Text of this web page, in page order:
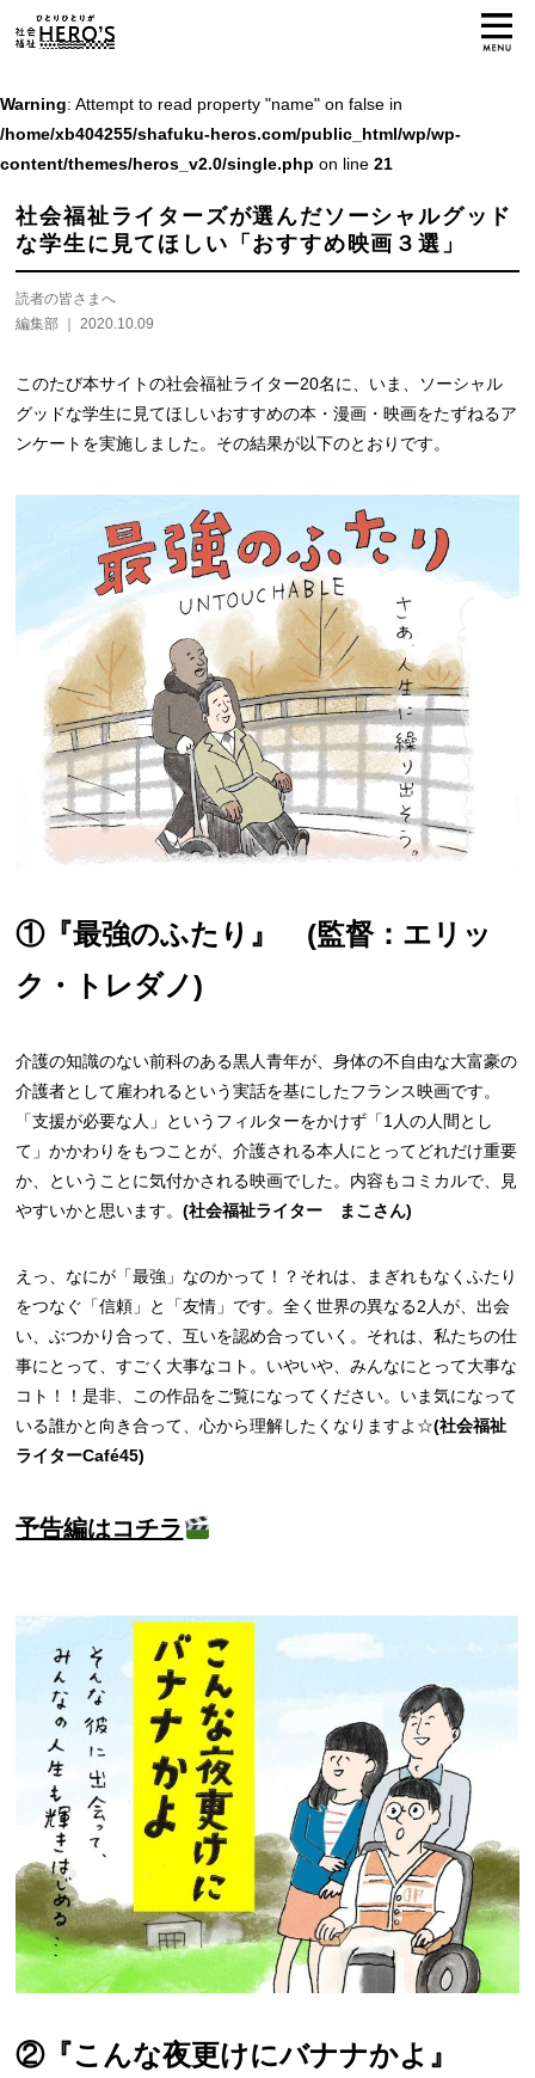
Warning: Attempt to read property "name" on false in
/home/xb404255/shafuku-heros.com/public_html/wp/wp-
content/themes/heros_v2.0/single.php on line 21
社会福祉ライターズが選んだソーシャルグッド
な学生に見てほしい「おすすめ映画３選」
読者の皆さまへ
編集部
2020.10.09
このたび本サイトの社会福祉ライター20名に、いま、ソーシャル
グッドな学生に見てほしいおすすめの本・漫画・映画をたずねるア
ンケートを実施しました。その結果が以下のとおりです。
①『最強のふたり』 (監督：エリッ
ク・トレダノ)
介護の知識のない前科のある黒人青年が、身体の不自由な大富豪の
介護者として雇われるという実話を基にしたフランス映画です。
「支援が必要な人」というフィルターをかけず「1人の人間とし
て」かかわりをもつことが、介護される本人にとってどれだけ重要
か、ということに気付かされる映画でした。内容もコミカルで、見
やすいかと思います。(社会福祉ライター まこさん)
えっ、なにが「最強」なのかって！？それは、まぎれもなくふたり
をつなぐ「信頼」と「友情」です。全く世界の異なる2人が、出会
い、ぶつかり合って、互いを認め合っていく。それは、私たちの仕
事にとって、すごく大事なコト。いやいや、みんなにとって大事な
コト！！是非、この作品をご覧になってください。いま気になって
いる誰かと向き合って、心から理解したくなりますよ☆(社会福祉
ライターCafé45)
予告編はコチラ
②『こんな夜更けにバナナかよ』